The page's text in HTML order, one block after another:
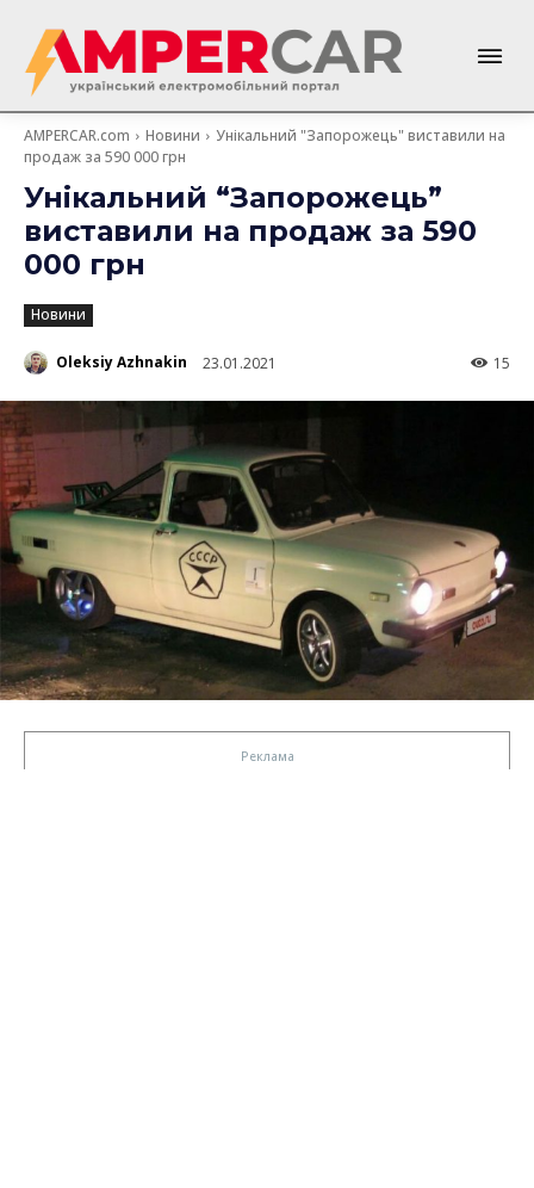
AMPERCAR.com Новини
Унікальний "Запорожець" виставили на
продаж за 590 000 грн
Унікальний “Запорожець”
виставили на продаж за 590
000 грн
Новини
Oleksiy Azhnakin 23.01.2021 15